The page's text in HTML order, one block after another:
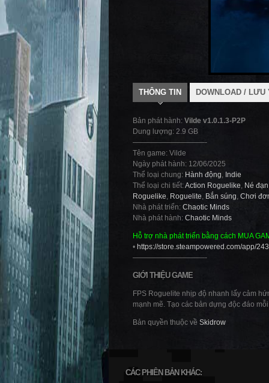
THÔNG TIN DOWNLOAD / LƯU
Bản phát hành: Vilde v1.0.1.3-P2P
Dung lượng: 2.9 GB
——————————-
Tên game: Vilde
Ngày phát hành: 12/06/2025
Thể loại chung: Hành động, Indie
Thể loại chi tiết:Action Roguelike, Né đạn
Roguelike, Roguelite, Bắn súng, Chơi
Nhà phát triển: Chaotic Minds
Nhà phát hành: Chaotic Minds
Hỗ trợ nhà phát triển bằng cách MUA
• https://store.steampowered.com/app/
——————————-
GIỚI THIỆU GAME
FPS Roguelite nhịp độ nhanh lấy cảm
mạnh mẽ. Tạo các bản dựng độc đáo
Bản quyền thuộc về Skidrow
CÁC PHIÊN BẢN KHÁC: